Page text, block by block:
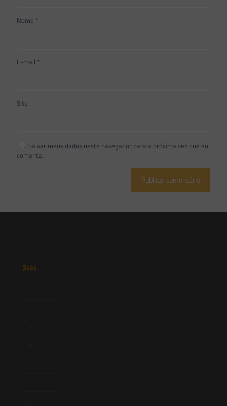
Nome *
E-mail *
Site
Salvar meus dados neste navegador para a próxima vez que eu
comentar.
Saes